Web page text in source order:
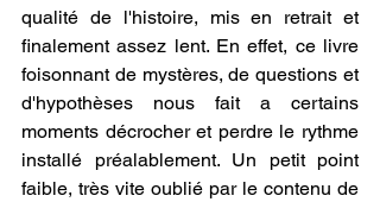
qualité de l'histoire, mis en retrait et
finalement assez lent. En effet, ce livre
foisonnant de mystères, de questions et
d'hypothèses nous fait a certains
moments décrocher et perdre le rythme
installé préalablement. Un petit point
faible, très vite oublié par le contenu de